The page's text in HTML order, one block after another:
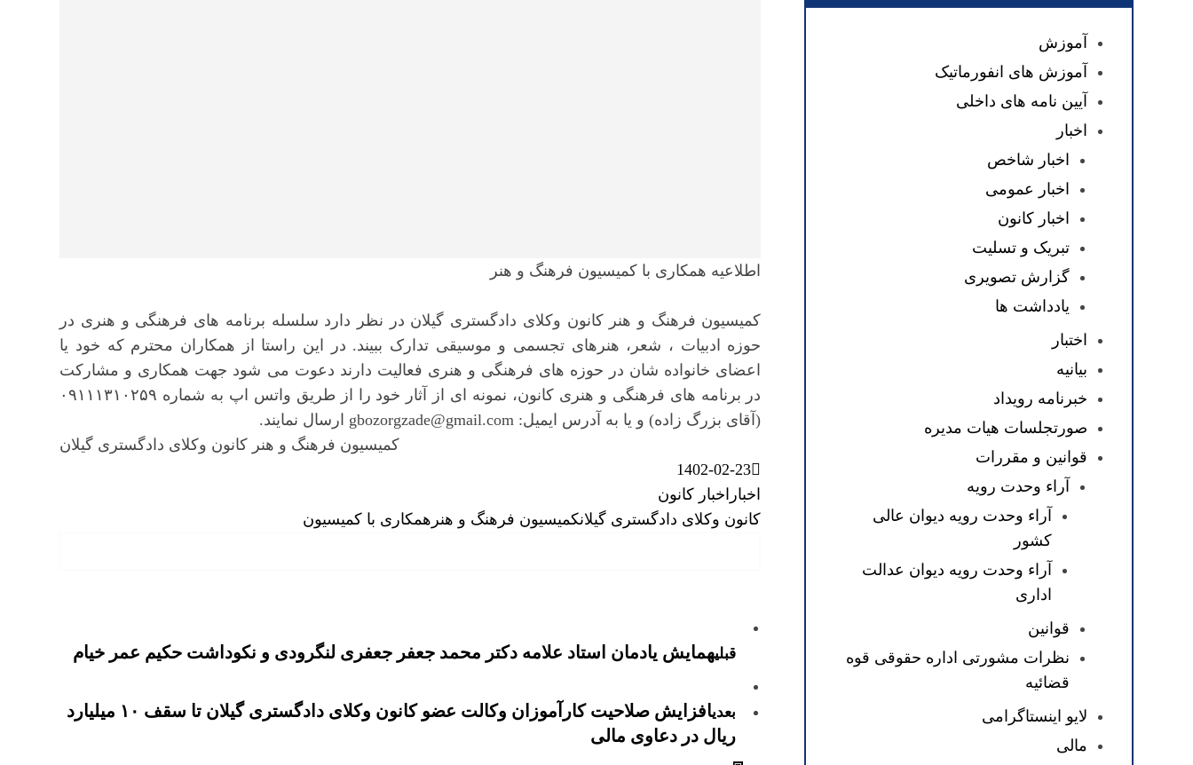
اطلاعیه همکاری با کمیسیون فرهنگ و هنر
کمیسیون فرهنگ و هنر کانون وکلای دادگستری گیلان در نظر دارد سلسله برنامه های فرهنگی و هنری در
حوزه ادبیات ، شعر، هنرهای تجسمی و موسیقی تدارک ببیند. در این راستا از همکاران محترم که خود یا
اعضای خانواده شان در حوزه های فرهنگی و هنری فعالیت دارند دعوت می شود جهت همکاری و مشارکت
در برنامه های فرهنگی و هنری کانون، نمونه ای از آثار خود را از طریق واتس اپ به شماره ۰۹۱۱۱۳۱۰۲۵۹
(آقای بزرگ زاده) و یا به آدرس ایمیل: gbozorgzade@gmail.com ارسال نمایند.
کمیسیون فرهنگ و هنر کانون وکلای دادگستری گیلان
1402-02-23
اخبار اخبار کانون
کانون وکلای دادگستری گیلانکمیسیون فرهنگ و هنر همکاری با کمیسیون
قبلیهمایش یادمان استاد علامه دکتر محمد جعفر جعفری لنگرودی و نکوداشت حکیم عمر خیام
بعدی
افزایش صلاحیت کارآموزان وکالت عضو کانون وکلای دادگستری گیلان تا سقف ۱۰ میلیارد
ریال در دعاوی مالی
آموزش
آموزش های انفورماتیک
آیین نامه های داخلی
اخبار
اخبار شاخص
اخبار عمومی
اخبار کانون
تبریک و تسلیت
گزارش تصویری
یادداشت ها
اختبار
بیانیه
خبرنامه رویداد
صورتجلسات هیات مدیره
قوانین و مقررات
آراء وحدت رویه
آراء وحدت رویه دیوان عالی
کشور
آراء وحدت رویه دیوان عدالت
اداری
قوانین
نظرات مشورتی اداره حقوقی قوه
قضائیه
لایو اینستاگرامی
مالی